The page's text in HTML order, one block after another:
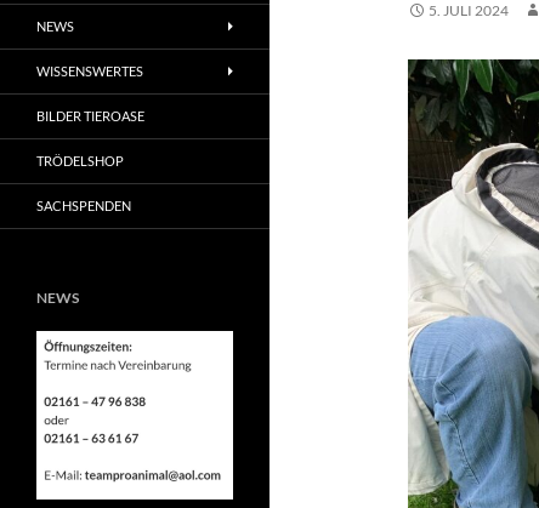
5. JULI 2024
NEWS
WISSENSWERTES
BILDER TIEROASE
TRÖDELSHOP
SACHSPENDEN
NEWS